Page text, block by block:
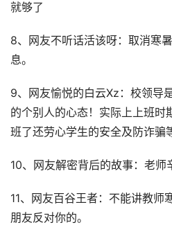
就够了
8、网友不听话活该呀：取消寒
息。
9、网友愉悦的白云Xz：校领导
的个别人的心态！实际上上班时
班了还劳心学生的安全及防诈骗
10、网友解密背后的故事：老师
11、网友百谷王者：不能讲教师
朋友反对你的。